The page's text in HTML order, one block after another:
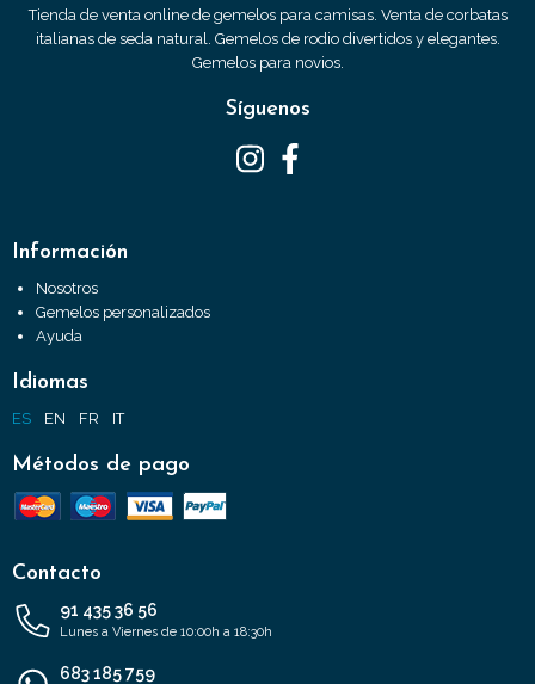
Tienda de venta online de gemelos para camisas. Venta de corbatas
italianas de seda natural. Gemelos de rodio divertidos y elegantes.
Gemelos para novios.
Síguenos
Información
Nosotros
Gemelos personalizados
Ayuda
Idiomas
ES EN FR IT
Métodos de pago
Contacto
91 435 36 56
Lunes a Viernes de 10:00h a 18:30h
683 185 759